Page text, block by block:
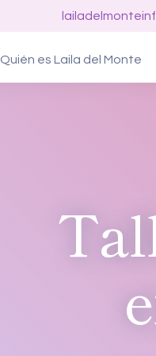
Quién es Laila del Monte